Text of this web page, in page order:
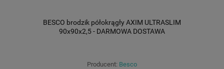
BESCO brodzik półokrągły AXIM ULTRASLIM
90x90x2,5 - DARMOWA DOSTAWA
Producent: Besco